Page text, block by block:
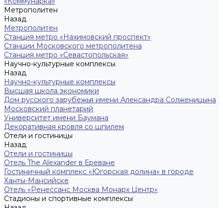
Метрополитен
Назад
Метрополитен
Станция метро «Нахимовский проспект»
Станции Московского метрополитена
Станция метро «Севастопольская»
Научно-культурные комплексы
Назад
Научно-культурные комплексы
Высшая школа экономики
Дом русского зарубежья имени Александра Солженицына
Московский планетарий
Университет имени Баумана
Декоративная кровля со шпилем
Отели и гостиницы
Назад
Отели и гостиницы
Отель The Alexander в Ереване
Гостиничный комплекс «Югорская долина» в городе
Ханты-Мансийске
Отель «Ренессанс Москва Монарх Центр»
Стадионы и спортивные комплексы